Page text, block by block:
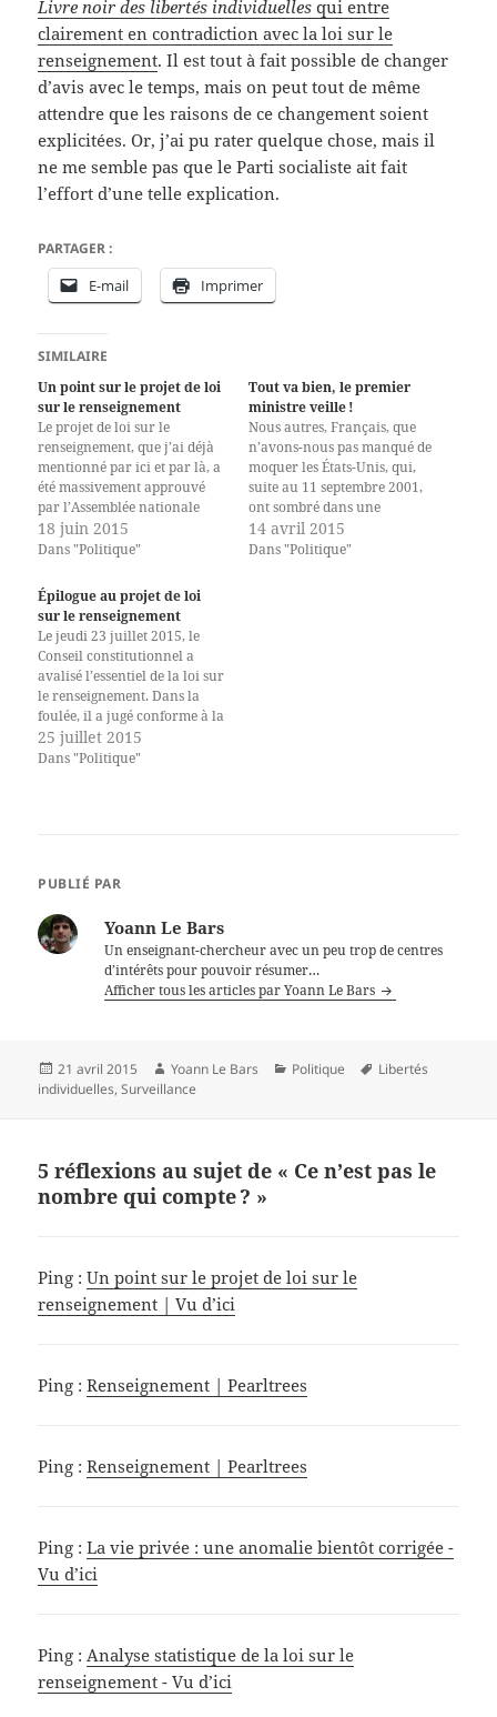
Livre noir des libertés individuelles qui entre
clairement en contradiction avec la loi sur le
renseignement. Il est tout à fait possible de changer
d’avis avec le temps, mais on peut tout de même
attendre que les raisons de ce changement soient
explicitées. Or, j’ai pu rater quelque chose, mais il
ne me semble pas que le Parti socialiste ait fait
l’effort d’une telle explication.
PARTAGER :
E-mail Imprimer
SIMILAIRE
Un point sur le projet de loi
sur le renseignement
Le projet de loi sur le
renseignement, que j’ai déjà
mentionné par ici et par là, a
été massivement approuvé
par l’Assemblée nationale
ainsi que par le Sénat. Ceci en
dépit du fait que l’INRIA a
à son égard, ajoutant à la
longue liste des…
18 juin 2015
Dans "Politique"
Tout va bien, le premier
ministre veille !
Nous autres, Français, que
n’avons-nous pas manqué de
moquer les États-Unis, qui,
suite au 11 septembre 2001,
ont sombré dans une
politique de surveillance tous
azimuts. Fort heureusement,
14 avril 2015
Dans "Politique"
Épilogue au projet de loi
sur le renseignement
Le jeudi 23 juillet 2015, le
Conseil constitutionnel a
avalisé l’essentiel de la loi sur
le renseignement. Dans la
foulée, il a jugé conforme à la
protection de la vie privée le
volet de la loi de
25 juillet 2015
Dans "Politique"
PUBLIÉ PAR
Yoann Le Bars
Un enseignant-chercheur avec un peu trop de centres
d’intérêts pour pouvoir résumer…
Afficher tous les articles par Yoann Le Bars
Publié
le
21 avril 2015 Auteur
Yoann Le Bars Catégories
Politique
Mots-
Libertés
individuelles,Surveillance
5 réflexions au sujet de « Ce n’est pas le
nombre qui compte ? »
Ping :Un point sur le projet de loi sur le
renseignement | Vu d’ici
Ping :Renseignement | Pearltrees
Ping :Renseignement | Pearltrees
Ping :La vie privée : une anomalie bientôt corrigée -
Vu d’ici
Ping : Analyse statistique de la loi sur le
renseignement - Vu d’ici